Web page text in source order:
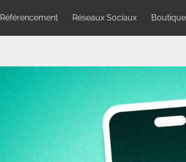
Référencement Réseaux Sociaux Boutique